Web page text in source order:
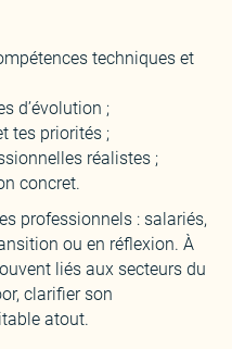
techniques et
d’évolution ;
tes priorités ;
réalistes ;
concret.
professionnels : salariés,
ou en réflexion. À
liés aux secteurs du
clarifier son
atout.